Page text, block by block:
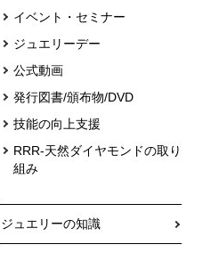
イベント・セミナー
ジュエリーデー
公式動画
発行図書/頒布物/DVD
技能の向上支援
RRR-天然ダイヤモンドの取り
組み
ジュエリーの知識